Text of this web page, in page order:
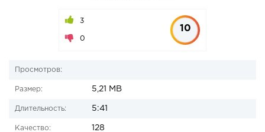
3
0
10
Просмотров:
Размер: 5,21 MB
Длительность: 5:41
Качество: 128